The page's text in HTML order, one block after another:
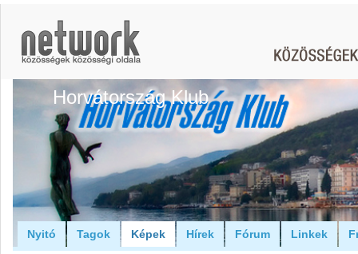
Horvátország Klub
Nyitó Tagok Képek Hírek Fórum Linkek